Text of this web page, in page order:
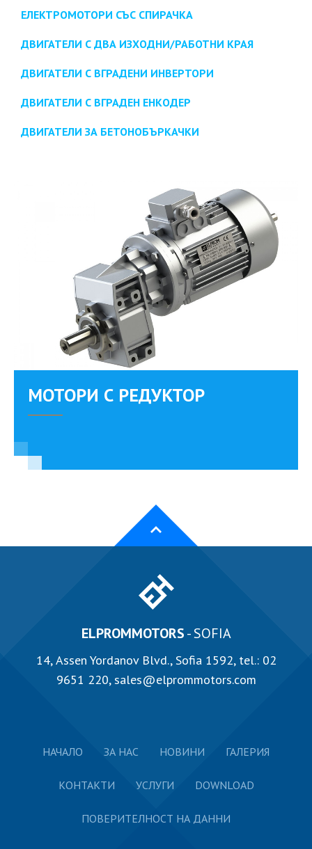
ЕЛЕКТРОМОТОРИ СЪС СПИРАЧКА
ДВИГАТЕЛИ С ДВА ИЗХОДНИ/РАБОТНИ КРАЯ
ДВИГАТЕЛИ С ВГРАДЕНИ ИНВЕРТОРИ
ДВИГАТЕЛИ С ВГРАДЕН ЕНКОДЕР
ДВИГАТЕЛИ ЗА БЕТОНОБЪРКАЧКИ
MОТОРИ С РЕДУКТОР
ELPROMMOTORS- SOFIA
14, Аssen Yordanov Blvd., Sofia 1592, tel.: 02
9651 220,sales@elprommotors.com
НАЧАЛО ЗА НАС НОВИНИ ГАЛЕРИЯ
КОНТАКТИ УСЛУГИ DOWNLOAD
ПОВЕРИТЕЛНОСТ НА ДАННИ